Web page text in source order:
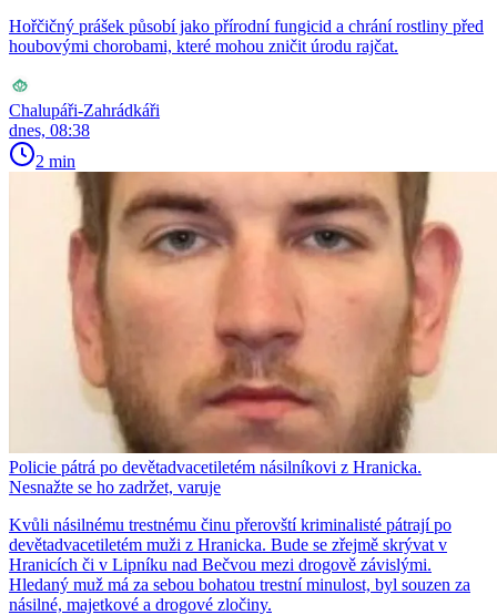
Hořčičný prášek působí jako přírodní fungicid a chrání rostliny před
houbovými chorobami, které mohou zničit úrodu rajčat.
Chalupáři-Zahrádkáři
dnes, 08:38
2 min
Policie pátrá po devětadvacetiletém násilníkovi z Hranicka.
Nesnažte se ho zadržet, varuje
Kvůli násilnému trestnému činu přerovští kriminalisté pátrají po
devětadvacetiletém muži z Hranicka. Bude se zřejmě skrývat v
Hranicích či v Lipníku nad Bečvou mezi drogově závislými.
Hledaný muž má za sebou bohatou trestní minulost, byl souzen za
násilné, majetkové a drogové zločiny.